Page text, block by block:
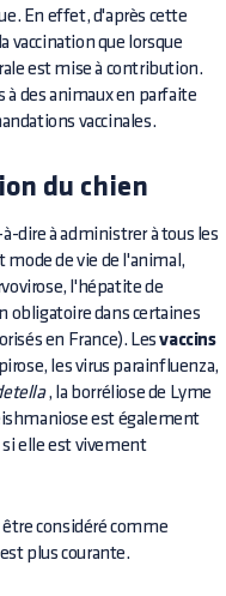
En effet, d'après cette
vaccination que lorsque
est mise à contribution.
à des animaux en parfaite
vaccinales.
du chien
dire à administrer à tous les
mode de vie de l'animal,
l'hépatite de
obligatoire dans certaines
en France). Lesvaccins
les virus parainfluenza,
, la borréliose de Lyme
est également
elle est vivement
considéré comme
plus courante.